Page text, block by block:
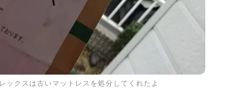
ックスは古いマットレスを処分してくれたよ